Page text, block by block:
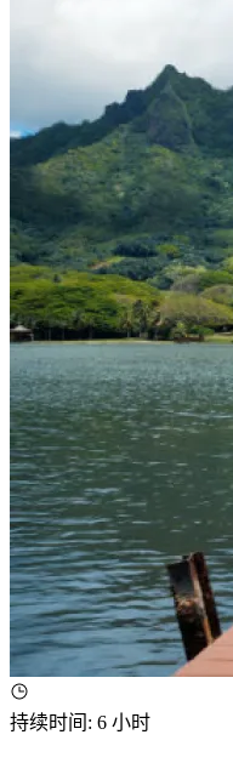
持续时间 : 6 小时